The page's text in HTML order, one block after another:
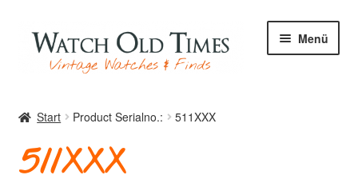
Zur
Navigation
springen
Zum
Inhalt
springen
Menü
Uhren
Start Product Serialno.: 511XXX
511XXX